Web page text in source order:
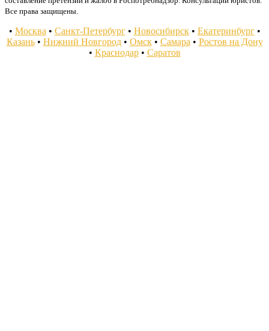
Все права защищены.
• Москва • Санкт-Петербург• Новосибирск• Екатеринбург•
Казань• Нижний Новгород• Омск• Самара • Ростов на Дону
• Краснодар• Саратов